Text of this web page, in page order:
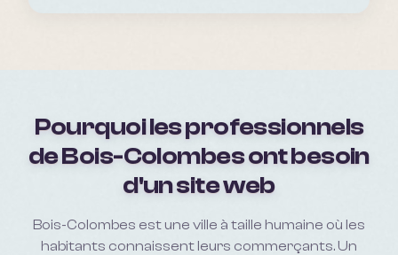
Pourquoi les professionnels
de Bois-Colombes ont besoin
d'un site web
Bois-Colombes est une ville à taille humaine où les
habitants connaissent leurs commerçants. Un